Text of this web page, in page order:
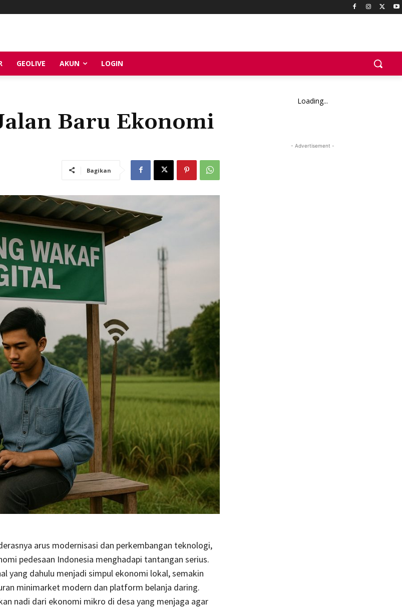
GEOLIVE AKUN LOGIN
Baru Ekonomi
Bagikan
arus modernisasi dan perkembangan teknologi,
pedesaan Indonesia menghadapi tantangan serius.
yang dahulu menjadi simpul ekonomi lokal, semakin
minimarket modern dan platform belanja daring.
nadi dari ekonomi mikro di desa yang menjaga agar
Loading...
- Advertisement -